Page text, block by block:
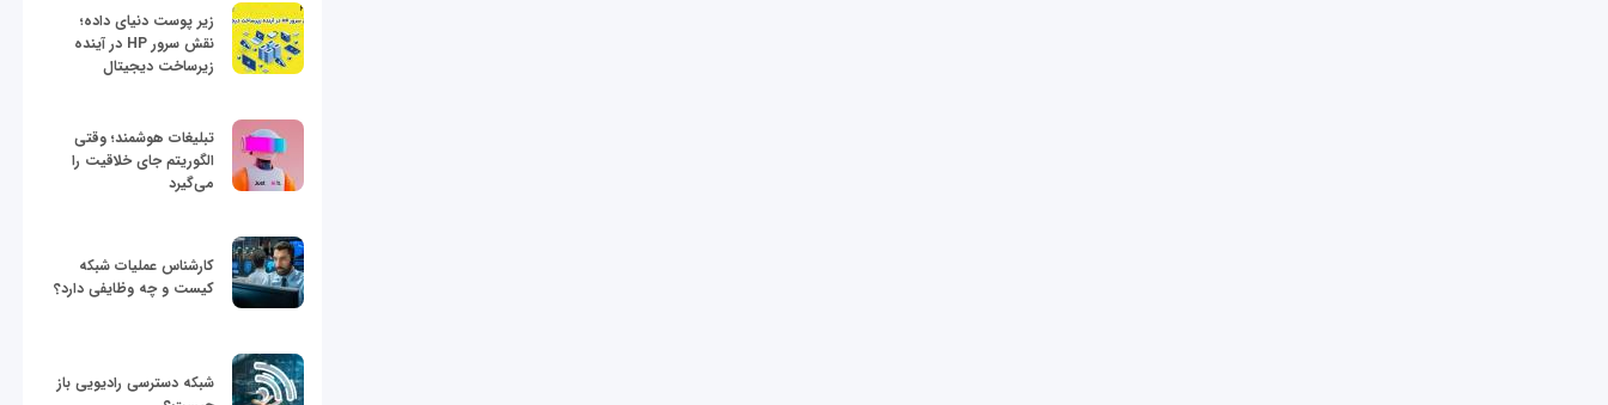
زیر پوست دنیای داده؛
نقش سرور HP در آینده
زیرساخت دیجیتال
تبلیغات هوشمند؛ وقتی
الگوریتم جای خلاقیت را
می‌گیرد
کارشناس عملیات شبکه
کیست و چه وظایفی دارد؟
شبکه دسترسی رادیویی باز